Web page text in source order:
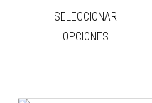
SELECCIONAR
OPCIONES